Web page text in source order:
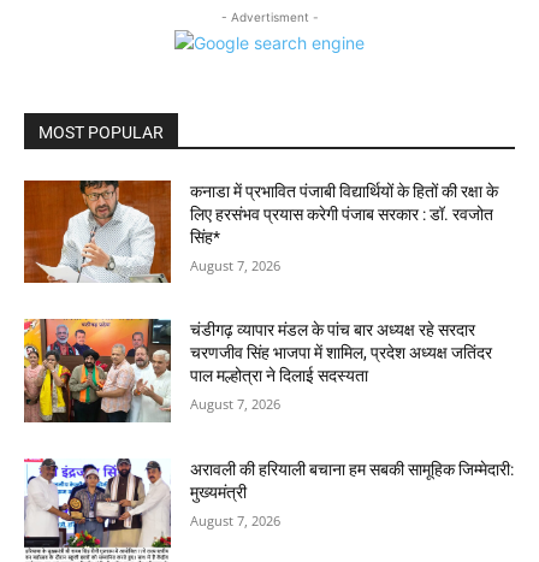
- Advertisment -
MOST POPULAR
कनाडा में प्रभावित पंजाबी विद्यार्थियों के हितों की रक्षा के
लिए हरसंभव प्रयास करेगी पंजाब सरकार : डॉ. रवजोत
सिंह*
August 7, 2026
चंडीगढ़ व्यापार मंडल के पांच बार अध्यक्ष रहे सरदार
चरणजीव सिंह भाजपा में शामिल, प्रदेश अध्यक्ष जतिंदर
पाल मल्होत्रा ने दिलाई सदस्यता
August 7, 2026
अरावली की हरियाली बचाना हम सबकी सामूहिक जिम्मेदारी:
मुख्यमंत्री
August 7, 2026